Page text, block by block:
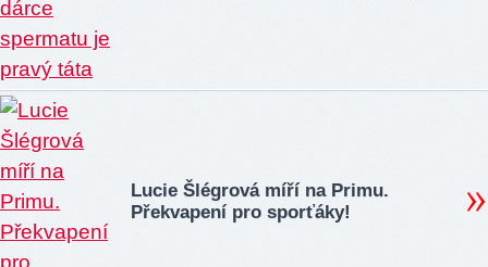
Lucie Šlégrová míří na Primu.
Překvapení pro sporťáky!